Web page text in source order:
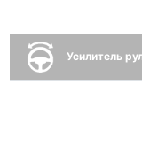
Усилитель